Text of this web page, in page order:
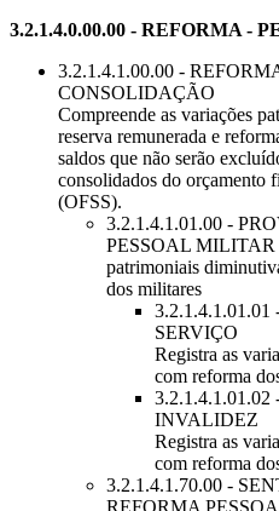
3.2.1.4.0.00.00 - REFORMA -
3.2.1.4.1.00.00 -
CONSOLIDAÇÃO
Compreende as variações
reserva remunerada e
saldos que não serão
consolidados do orçamento
(OFSS).
3.2.1.4.1.01.00 -
PESSOAL MILITAR
patrimoniais
dos militares
SERVIÇO
Registra as
com reforma
INVALIDEZ
Registra as
com reforma
3.2.1.4.1.70.00 -
REFORMA